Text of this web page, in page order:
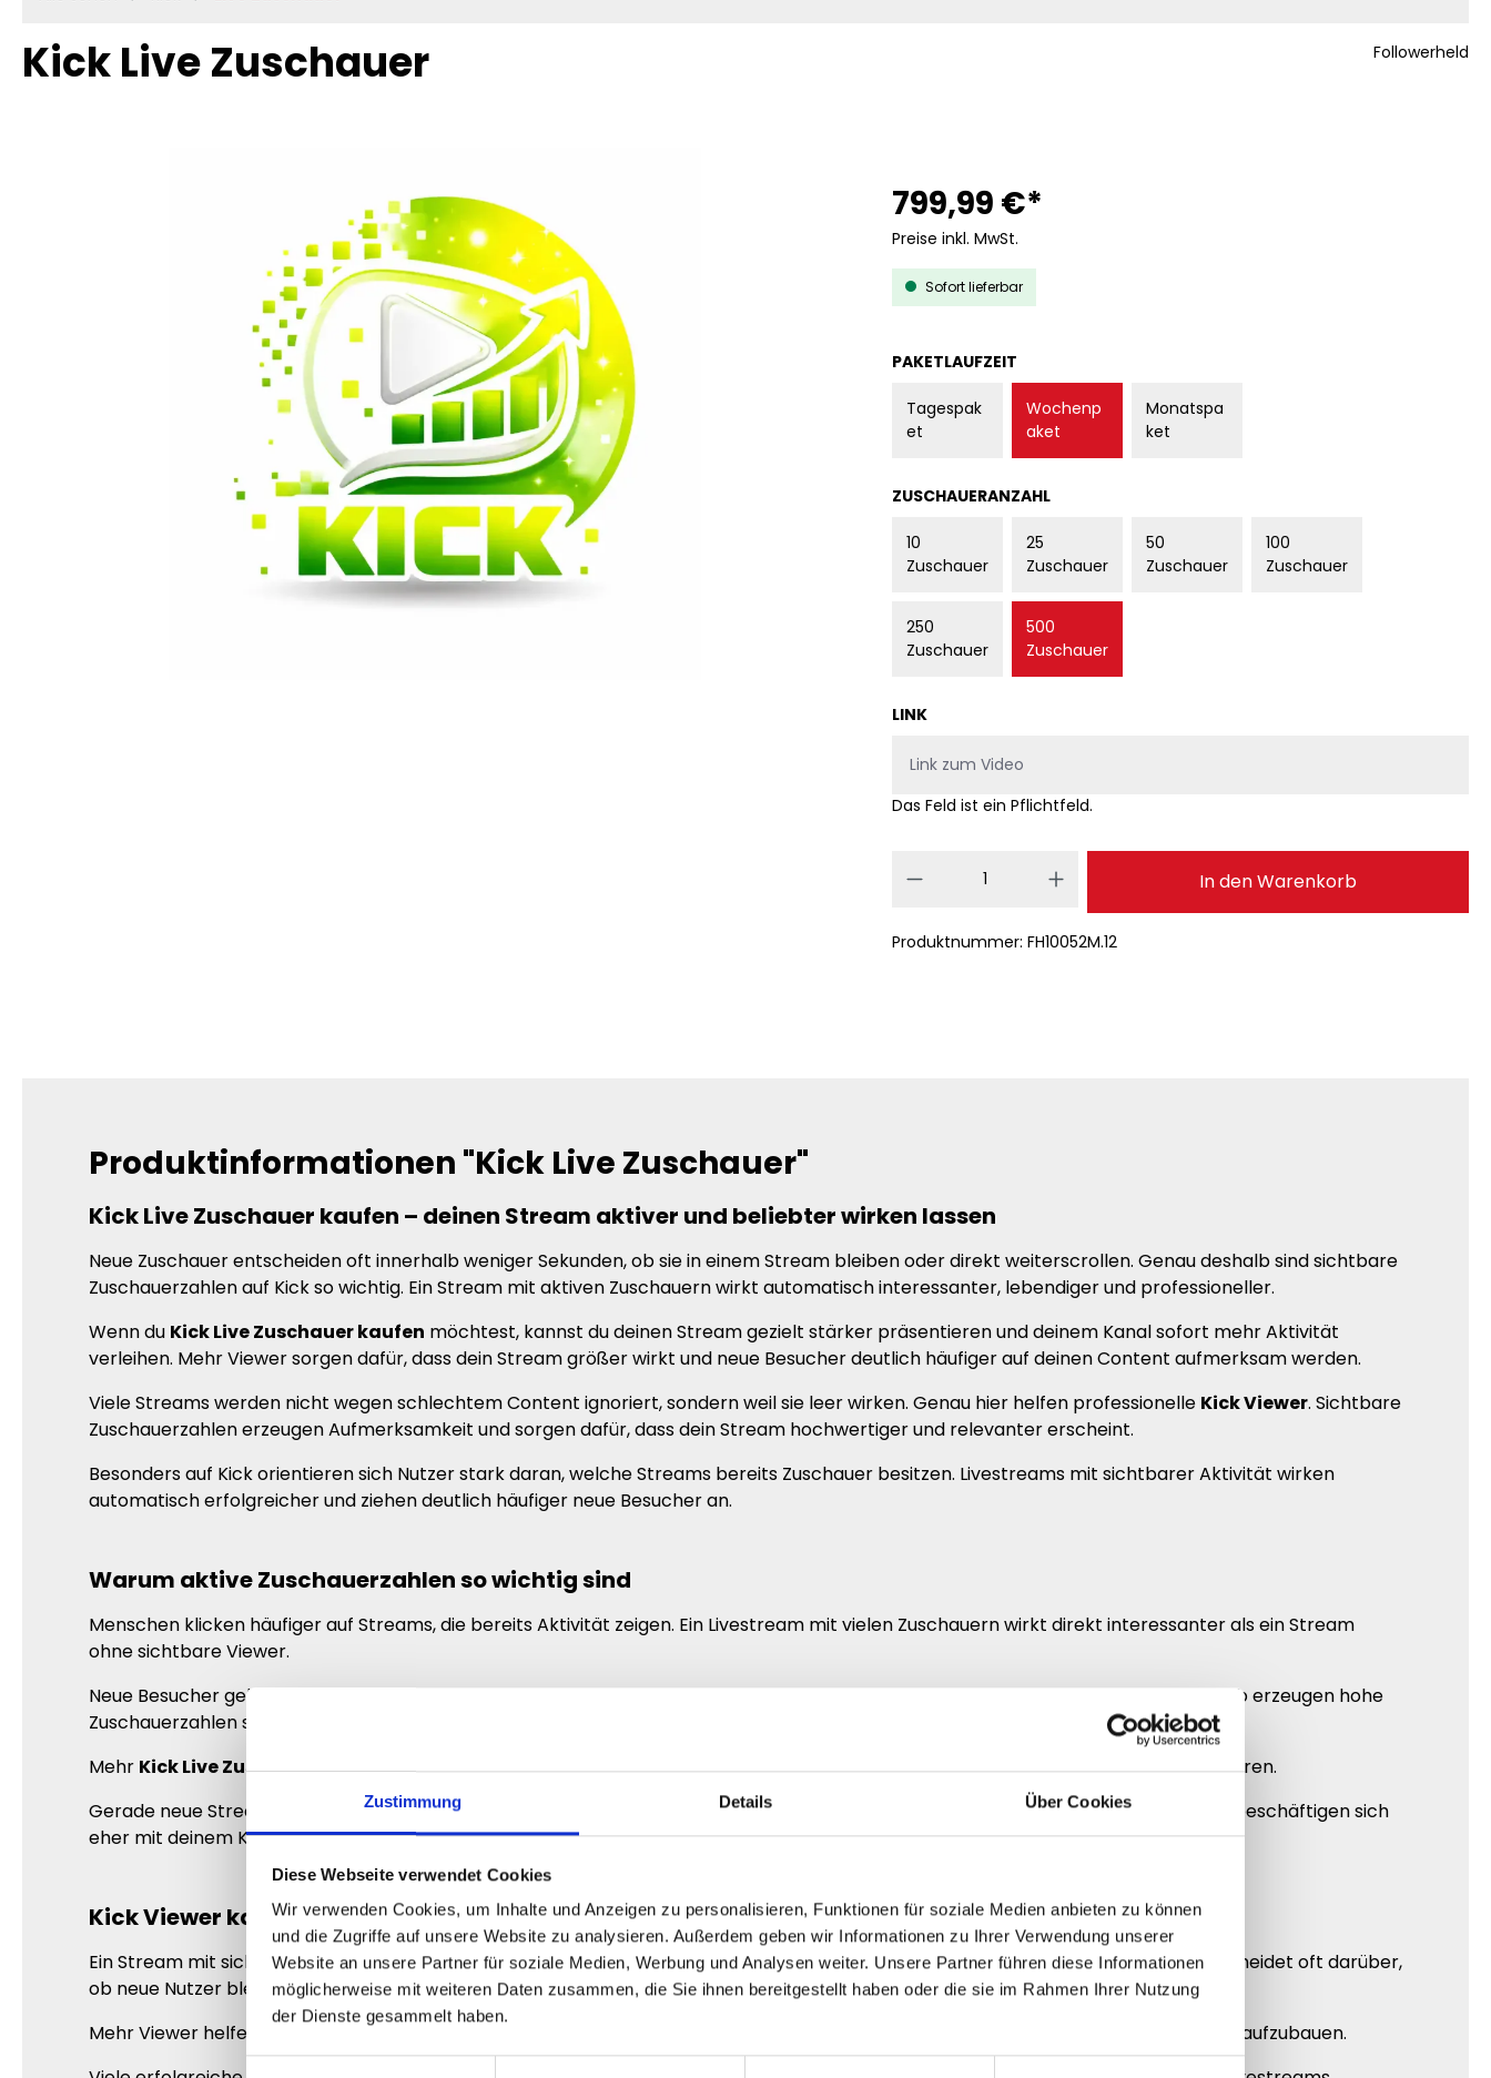
Zustimmung Details Über Cookies
Diese Webseite verwendet Cookies
Wir verwenden Cookies, um Inhalte und Anzeigen zu personalisieren, Funktionen für soziale Medien anbieten zu können
und die Zugriffe auf unsere Website zu analysieren. Außerdem geben wir Informationen zu Ihrer Verwendung unserer
Website an unsere Partner für soziale Medien, Werbung und Analysen weiter. Unsere Partner führen diese Informationen
möglicherweise mit weiteren Daten zusammen, die Sie ihnen bereitgestellt haben oder die sie im Rahmen Ihrer Nutzung
der Dienste gesammelt haben.
Kick Live Zuschauer Followerheld
799,99 €*
Preise inkl. MwSt.
Sofort lieferbar
PAKETLAUFZEIT
Tagespak
et
Wochenp
aket
Monatspa
ket
ZUSCHAUERANZAHLAUSWÄHLEN
10
Zuschauer
25
Zuschauer
50
Zuschauer
100
Zuschauer
250
Zuschauer
500
Zuschauer
LINK
Das Feld ist ein Pflichtfeld.
Produkt Anzahl: Gib den gewünschten
In den Warenkorb
Produktnummer: FH10052M.12
Produktinformationen "Kick Live Zuschauer"
Kick Live Zuschauer kaufen – deinen Stream aktiver und beliebter wirken lassen
Neue Zuschauer entscheiden oft innerhalb weniger Sekunden, ob sie in einem Stream bleiben oder direkt weiterscrollen. Genau deshalb sind sichtbare
Zuschauerzahlen auf Kick so wichtig. Ein Stream mit aktiven Zuschauern wirkt automatisch interessanter, lebendiger und professioneller.
Wenn du Kick Live Zuschauer kaufen möchtest, kannst du deinen Stream gezielt stärker präsentieren und deinem Kanal sofort mehr Aktivität
verleihen. Mehr Viewer sorgen dafür, dass dein Stream größer wirkt und neue Besucher deutlich häufiger auf deinen Content aufmerksam werden.
Viele Streams werden nicht wegen schlechtem Content ignoriert, sondern weil sie leer wirken. Genau hier helfen professionelle Kick Viewer. Sichtbare
Zuschauerzahlen erzeugen Aufmerksamkeit und sorgen dafür, dass dein Stream hochwertiger und relevanter erscheint.
Besonders auf Kick orientieren sich Nutzer stark daran, welche Streams bereits Zuschauer besitzen. Livestreams mit sichtbarer Aktivität wirken
automatisch erfolgreicher und ziehen deutlich häufiger neue Besucher an.
Warum aktive Zuschauerzahlen so wichtig sind
Menschen klicken häufiger auf Streams, die bereits Aktivität zeigen. Ein Livestream mit vielen Zuschauern wirkt direkt interessanter als ein Stream
ohne sichtbare Viewer.
Neue Besucher gehen automatisch davon aus, dass aktive Streams besseren oder unterhaltsameren Content bieten. Genau deshalb erzeugen hohe
Zuschauerzahlen sofort mehr Aufmerksamkeit.
Mehr Kick Live Zuschauerhelfen dir dabei, deinen Stream lebendiger wirken zu lassen und deinen Kanal professioneller zu präsentieren.
Gerade neue Streamer profitieren davon, wenn ihr Stream bereits Aktivität zeigt. Zuschauer bleiben häufiger länger im Stream und beschäftigen sich
eher mit deinem Kanal.
Kick Viewer kaufen und deinen Stream größer wirken lassen
Ein Stream mit sichtbaren Zuschauern wirkt deutlich etablierter als ein Livestream ohne Aktivität. Genau dieser erste Eindruck entscheidet oft darüber,
ob neue Nutzer bleiben oder weiterklicken.
Mehr Viewer helfen dir dabei, deinen Stream hochwertiger erscheinen zu lassen und deine gesamte Präsenz auf Kick professioneller aufzubauen.